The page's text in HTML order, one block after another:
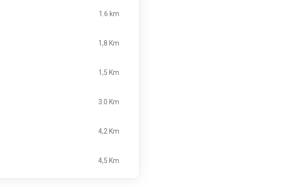
1.6 km
1,8 Km
1,5 Km
3.0 Km
4,2 Km
4,5 Km